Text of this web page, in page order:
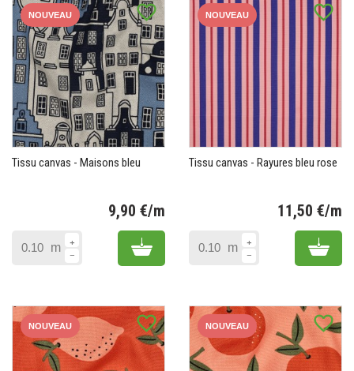
favorite_border
NOUVEAU
Tissu canvas - Maisons bleu
9,90 €/m
m Add to cart
favorite_border
NOUVEAU
Tissu canvas - Rayures bleu rose
11,50 €/m
m Add
favorite_border
NOUVEAU favorite_border
NOUVEAU